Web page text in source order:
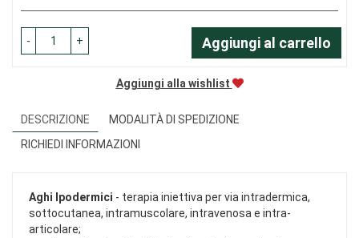
- + Aggiungi al carrello
Aggiungi alla wishlist
DESCRIZIONE
MODALITÀ DI SPEDIZIONE
RICHIEDI INFORMAZIONI
Aghi Ipodermici - terapia iniettiva per via intradermica,
sottocutanea, intramuscolare, intravenosa e intra-
articolare;